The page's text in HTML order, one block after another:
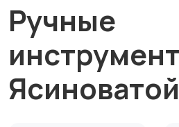
Ручные
Ясиноватой